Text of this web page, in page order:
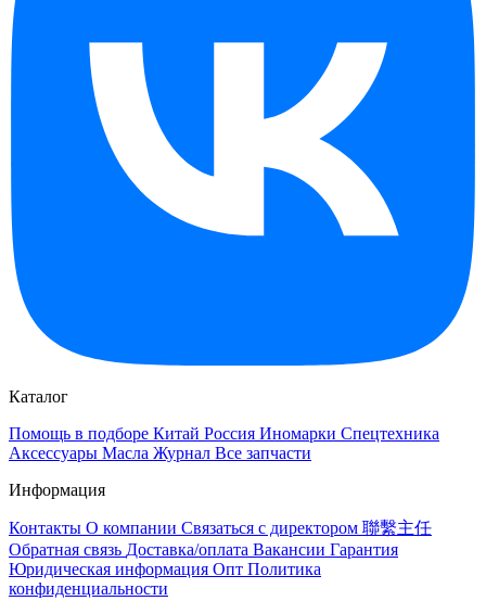
Каталог
Помощь в подборе Китай Россия Иномарки Спецтехника
Аксессуары Масла Журнал Все запчасти
Информация
Контакты О компании Связаться с директором 聯繫主任
Обратная связь Доставка/оплата Вакансии Гарантия
Юридическая информация Опт Политика
конфиденциальности